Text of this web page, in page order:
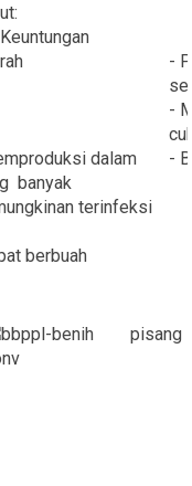
Keuntungan
-
-
dalam
banyak
terinfeksi
berbuah
-